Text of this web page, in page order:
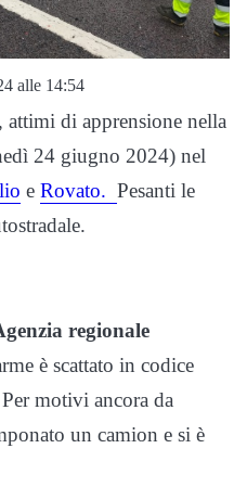
alle 14:54
di apprensione nella
24 giugno 2024) nel
e Rovato. Pesanti le
regionale
è scattato in codice
motivi ancora da
un camion e si è